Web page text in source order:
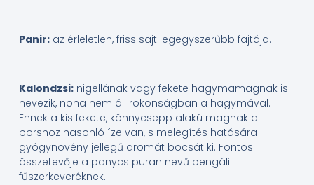
Panir:az érleletlen, friss sajt legegyszerűbb fajtája.
Kalondzsi:nigellának vagy fekete hagymamagnak is
nevezik, noha nem áll rokonságban a hagymával.
Ennek a kis fekete, könnycsepp alakú magnak a
borshoz hasonló íze van, s melegítés hatására
gyógynövény jellegű aromát bocsát ki. Fontos
összetevője a panycs puran nevű bengáli
fűszerkeveréknek.